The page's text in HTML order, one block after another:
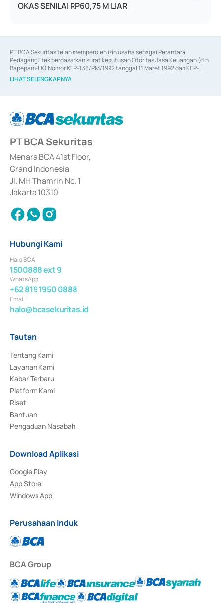
OKAS SENILAI RP60,75 MILIAR
PT BCA Sekuritas telah memperoleh izin usaha sebagai Perantara
Pedagang Efek berdasarkan surat keputusan Otoritas Jasa Keuangan (d.h
Bapepam-LK) Nomor KEP-138/PM/1992 tanggal 11 Maret 1992 dan KEP-
06/D.04/2014 tanggal 28 Februari 2014, izin usaha sebagai Penjamin Emisi
Efek berdasarkan surat keputusan Otoritas Jasa Keuangan Nomor KEP-
berdasarkan surat keputusan Otoritas Jasa Keuangan Nomor S-
67/PM.21/2017 tanggal 3 Februari 2017, dan beberapa izin usaha lainnya
Sertifikat Deposito di Pasar Uang yang izinnya diterbitkan pada tahun 2017
dan izin usaha lainnya dari Bank Indonesia sebagai Lembaga Pendukung
Penerbitan, Transaksi, serta Penatausahaan dan Penyelesaian Transaksi
Surat Berharga Komersial yang izinnya diterbitkan pada tahun 2018.
LIHAT SELENGKAPNYA
PT BCA Sekuritas
Menara BCA 41st Floor,
Grand Indonesia
Jl. MH Thamrin No. 1
Jakarta 10310
Hubungi Kami
Halo BCA
1500888 ext 9
WhatsApp
+62 819 1950 0888
Email
halo@bcasekuritas.id
Tautan
Tentang Kami
Layanan Kami
Kabar Terbaru
Platform Kami
Riset
Bantuan
Pengaduan Nasabah
Download Aplikasi
Google Play
App Store
Windows App
Perusahaan Induk
BCA Group